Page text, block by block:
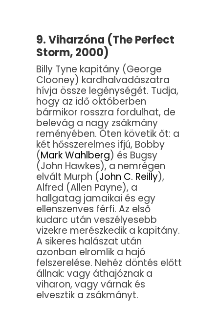
9. Viharzóna (The Perfect
Storm, 2000)
Billy Tyne kapitány (George
Clooney) kardhalvadászatra
hívja össze legénységét. Tudja,
hogy az idő októberben
bármikor rosszra fordulhat, de
belevág a nagy zsákmány
reményében. Öten követik őt: a
két hősszerelmes ifjú, Bobby
(Mark Wahlberg) és Bugsy
(John Hawkes), a nemrégen
elvált Murph (John C. Reilly),
Alfred (Allen Payne), a
hallgatag jamaikai és egy
ellenszenves férfi. Az első
kudarc után veszélyesebb
vizekre merészkedik a kapitány.
A sikeres halászat után
azonban elromlik a hajó
felszerelése. Nehéz döntés előtt
állnak: vagy áthajóznak a
viharon, vagy várnak és
elvesztik a zsákmányt.